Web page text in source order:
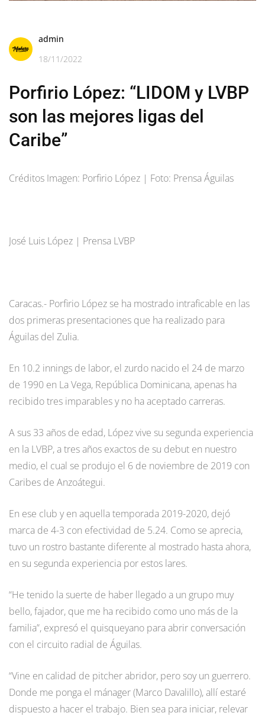
admin
18/11/2022
Porfirio López: “LIDOM y LVBP
son las mejores ligas del
Caribe”
Créditos Imagen: Porfirio López | Foto: Prensa Águilas
José Luis López | Prensa LVBP
Caracas.- Porfirio López se ha mostrado intraficable en las
dos primeras presentaciones que ha realizado para
Águilas del Zulia.
En 10.2 innings de labor, el zurdo nacido el 24 de marzo
de 1990 en La Vega, República Dominicana, apenas ha
recibido tres imparables y no ha aceptado carreras.
A sus 33 años de edad, López vive su segunda experiencia
en la LVBP, a tres años exactos de su debut en nuestro
medio, el cual se produjo el 6 de noviembre de 2019 con
Caribes de Anzoátegui.
En ese club y en aquella temporada 2019-2020, dejó
marca de 4-3 con efectividad de 5.24. Como se aprecia,
tuvo un rostro bastante diferente al mostrado hasta ahora,
en su segunda experiencia por estos lares.
“He tenido la suerte de haber llegado a un grupo muy
bello, fajador, que me ha recibido como uno más de la
familia”, expresó el quisqueyano para abrir conversación
con el circuito radial de Águilas.
“Vine en calidad de pitcher abridor, pero soy un guerrero.
Donde me ponga el mánager (Marco Davalillo), allí estaré
dispuesto a hacer el trabajo. Bien sea para iniciar, relevar